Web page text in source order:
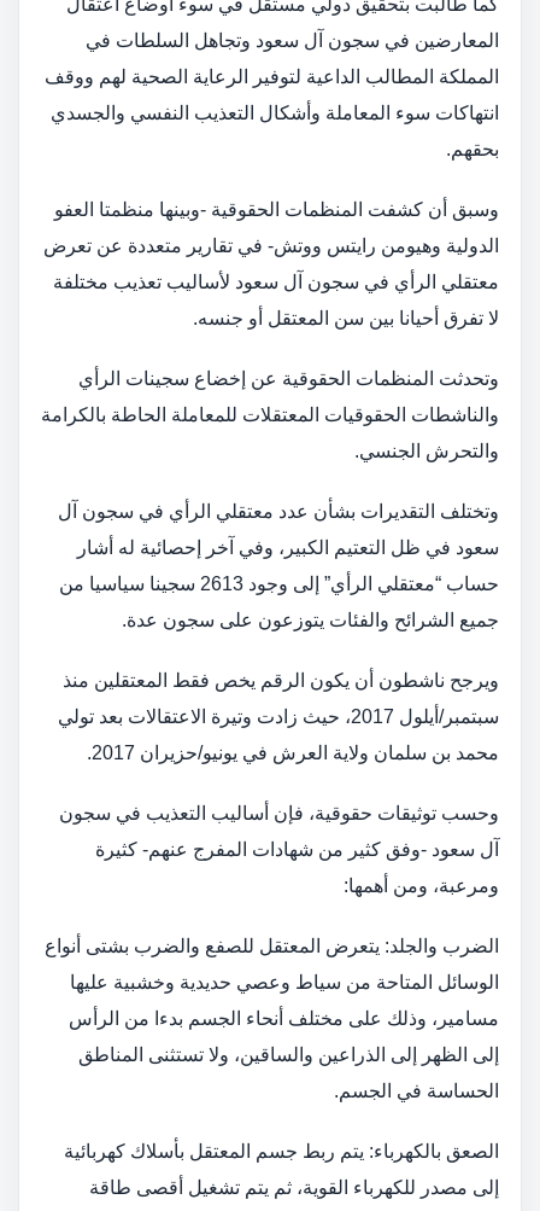
المعارضين في سجون آل سعود وتجاهل السلطات في
المملكة المطالب الداعية لتوفير الرعاية الصحية لهم ووقف
انتهاكات سوء المعاملة وأشكال التعذيب النفسي والجسدي
بحقهم.
وسبق أن كشفت المنظمات الحقوقية -وبينها منظمتا العفو
الدولية وهيومن رايتس ووتش- في تقارير متعددة عن تعرض
معتقلي الرأي في سجون آل سعود لأساليب تعذيب مختلفة
لا تفرق أحيانا بين سن المعتقل أو جنسه.
وتحدثت المنظمات الحقوقية عن إخضاع سجينات الرأي
والناشطات الحقوقيات المعتقلات للمعاملة الحاطة بالكرامة
والتحرش الجنسي.
وتختلف التقديرات بشأن عدد معتقلي الرأي في سجون آل
سعود في ظل التعتيم الكبير، وفي آخر إحصائية له أشار
حساب “معتقلي الرأي” إلى وجود 2613 سجينا سياسيا من
جميع الشرائح والفئات يتوزعون على سجون عدة.
ويرجح ناشطون أن يكون الرقم يخص فقط المعتقلين منذ
سبتمبر/أيلول 2017، حيث زادت وتيرة الاعتقالات بعد تولي
محمد بن سلمان ولاية العرش في يونيو/حزيران 2017.
وحسب توثيقات حقوقية، فإن أساليب التعذيب في سجون
آل سعود -وفق كثير من شهادات المفرج عنهم- كثيرة
ومرعبة، ومن أهمها:
الضرب والجلد: يتعرض المعتقل للصفع والضرب بشتى أنواع
الوسائل المتاحة من سياط وعصي حديدية وخشبية عليها
مسامير، وذلك على مختلف أنحاء الجسم بدءا من الرأس
إلى الظهر إلى الذراعين والساقين، ولا تستثنى المناطق
الحساسة في الجسم.
الصعق بالكهرباء: يتم ربط جسم المعتقل بأسلاك كهربائية
إلى مصدر للكهرباء القوية، ثم يتم تشغيل أقصى طاقة